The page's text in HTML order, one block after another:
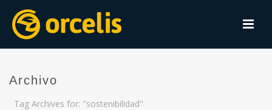
Archivo
Tag Archives for: "sostenibilidad"